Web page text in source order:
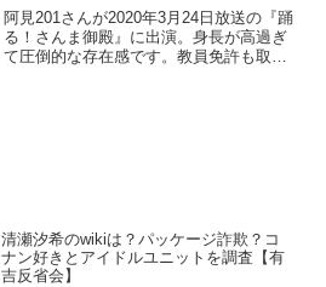
阿見201さんが2020年3月24日放送の『踊
る！さんま御殿』に出演。身長が高過ぎ
て圧倒的な存在感です。教員免許も取得
清瀬汐希のwikiは？パッケージ詐欺？コ
ナン好きとアイドルユニットを調査【有
吉反省会】